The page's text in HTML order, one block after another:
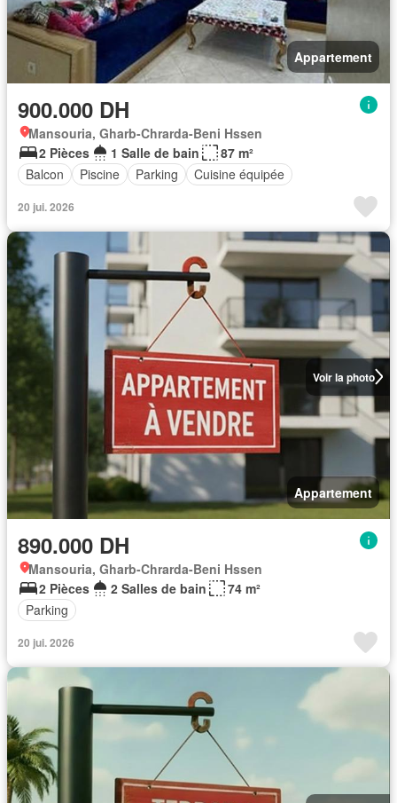
Appartement
900.000 DH
Mansouria, Gharb-Chrarda-Beni Hssen
2 Pièces
1 Salle de bain
87 m²
Balcon
Piscine Parking Cuisine équipée
20 jui. 2026
Voir la photo
Appartement
890.000 DH
Mansouria, Gharb-Chrarda-Beni Hssen
2 Pièces
2 Salles de bain
74 m²
Parking
20 jui. 2026